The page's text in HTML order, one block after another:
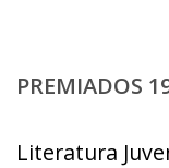
PREMIADOS
Literatura